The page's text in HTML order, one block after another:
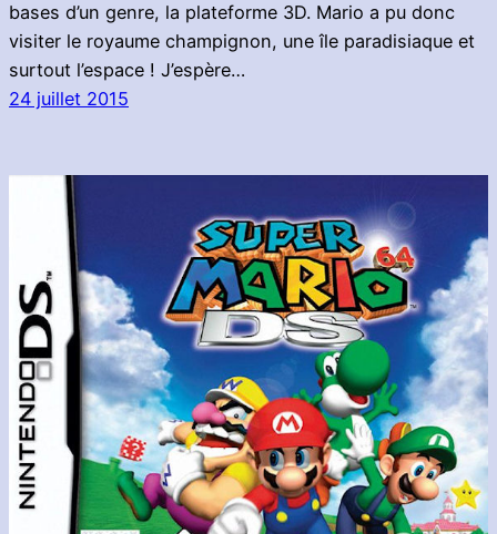
bases d’un genre, la plateforme 3D. Mario a pu donc
visiter le royaume champignon, une île paradisiaque et
surtout l’espace ! J’espère…
24 juillet 2015